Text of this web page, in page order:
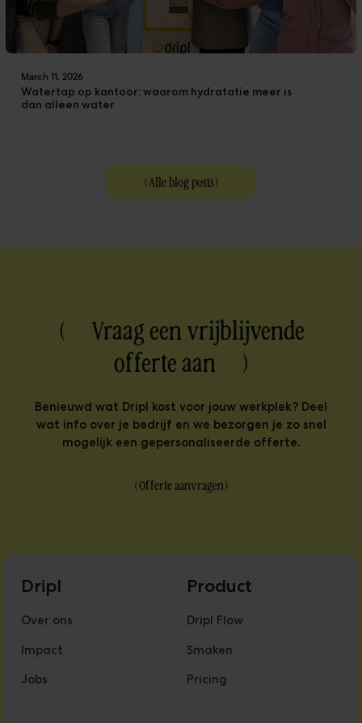
March 11, 2026
Watertap op kantoor: waarom hydratatie meer is
dan alleen water
(Alle blog posts)
( Vraag een vrijblijvende
offerte aan )
Benieuwd wat Dripl kost voor jouw werkplek? Deel
wat info over je bedrijf en we bezorgen je zo snel
mogelijk een gepersonaliseerde offerte.
(Offerte aanvragen)
Dripl
Over ons
Impact
Jobs
Product
Dripl Flow
Smaken
Pricing